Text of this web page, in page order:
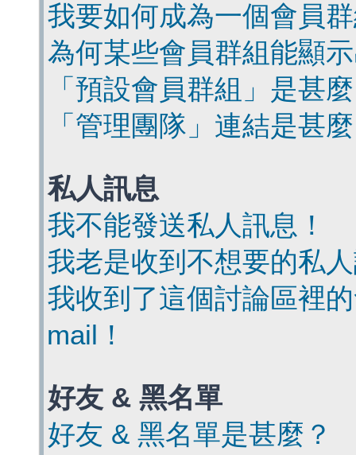
我要如何成為一個會員
為何某些會員群組能顯
「預設會員群組」是甚
「管理團隊」連結是甚
私人訊息
我不能發送私人訊息！
我老是收到不想要的私
我收到了這個討論區裡
mail！
好友 & 黑名單
好友 & 黑名單是甚麼？